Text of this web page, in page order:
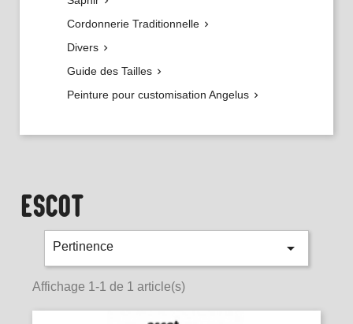
Cordonnerie Traditionnelle 
Divers 
Guide des Tailles 
Peinture pour customisation Angelus 
ESCOT
Pertinence 
Affichage 1-1 de 1 article(s)